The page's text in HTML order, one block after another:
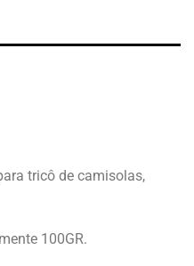
tricô de camisolas,
100GR.